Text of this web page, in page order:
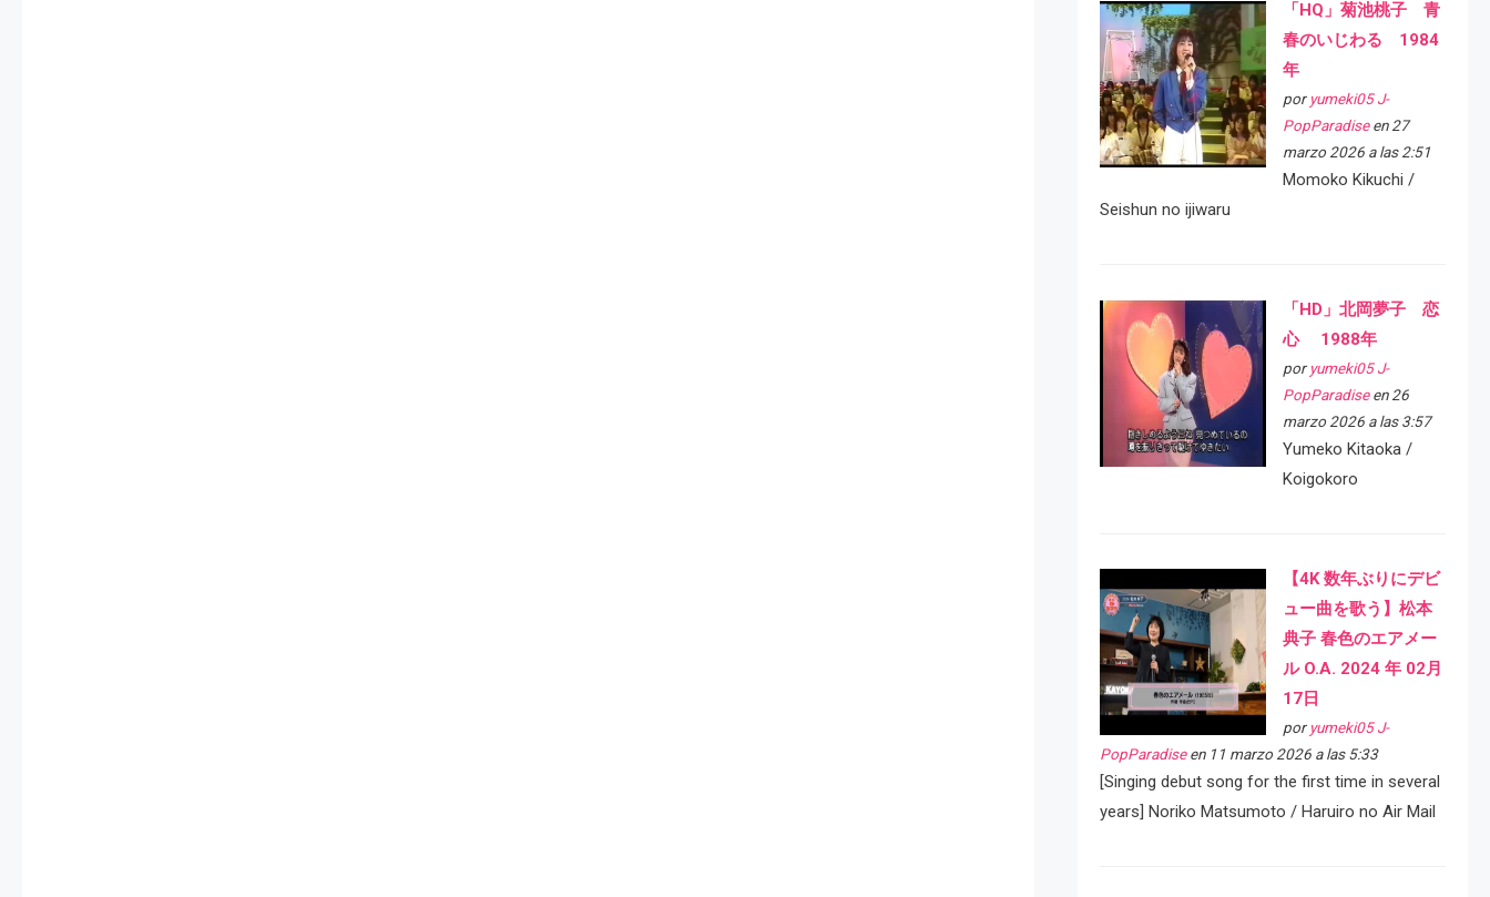
「HQ」菊池桃子 青
春のいじわる 1984
年
por yumeki05 J-
PopParadiseen 27
marzo 2026 a las 2:51
Momoko Kikuchi /
Seishun no ijiwaru
「HD」北岡夢子 恋
心 1988年
por yumeki05 J-
PopParadiseen 26
marzo 2026 a las 3:57
Yumeko Kitaoka /
Koigokoro
【4K 数年ぶりにデビ
ュー曲を歌う】松本
典子 春色のエアメー
ル O.A. 2024 年 02月
17日
por yumeki05 J-
PopParadiseen 11 marzo 2026 a las 5:33
[Singing debut song for the first time in several
years] Noriko Matsumoto / Haruiro no Air Mail